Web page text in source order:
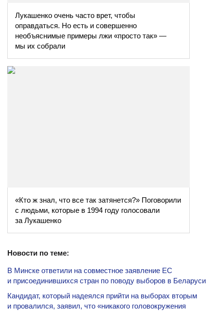
Лукашенко очень часто врет, чтобы
оправдаться. Но есть и совершенно
необъяснимые примеры лжи «просто так» —
мы их собрали
«Кто ж знал, что все так затянется?» Поговорили
с людьми, которые в 1994 году голосовали
за Лукашенко
Новости по теме:
В Минске ответили на совместное заявление ЕС
и присоединившихся стран по поводу выборов в Беларуси
Кандидат, который надеялся прийти на выборах вторым
и провалился, заявил, что «никакого головокружения